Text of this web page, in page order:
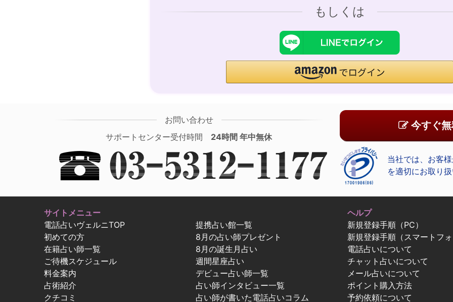
もしくは
お問い合わせ
サポートセンター受付時間 24時間 年中無休
今すぐ無
当社では、お客
を適切にお取り
サイトメニュー
電話占いヴェルニTOP
初めての方
在籍占い師一覧
ご待機スケジュール
料金案内
占術紹介
クチコミ
提携占い館一覧
8月の占い師プレゼント
8月の誕生月占い
週間星座占い
デビュー占い師一覧
占い師インタビュー一覧
占い師が書いた電話占いコラム
ヘルプ
新規登録手順（PC）
新規登録手順（スマートフ
電話占いについて
チャット占いについて
メール占いについて
ポイント購入方法
予約依頼について